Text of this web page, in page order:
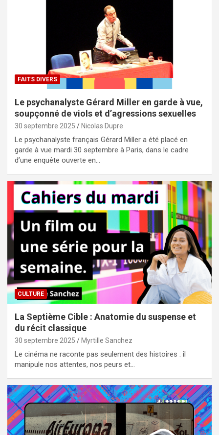
FAITS DIVERS
Le psychanalyste Gérard Miller en garde à vue,
soupçonné de viols et d’agressions sexuelles
30 septembre 2025 Nicolas Dupre
Le psychanalyste français Gérard Miller a été placé en
garde à vue mardi 30 septembre à Paris, dans le cadre
d’une enquête ouverte en…
CULTURE
La Septième Cible : Anatomie du suspense et
du récit classique
30 septembre 2025 Myrtille Sanchez
Le cinéma ne raconte pas seulement des histoires : il
manipule nos attentes, nos peurs et…